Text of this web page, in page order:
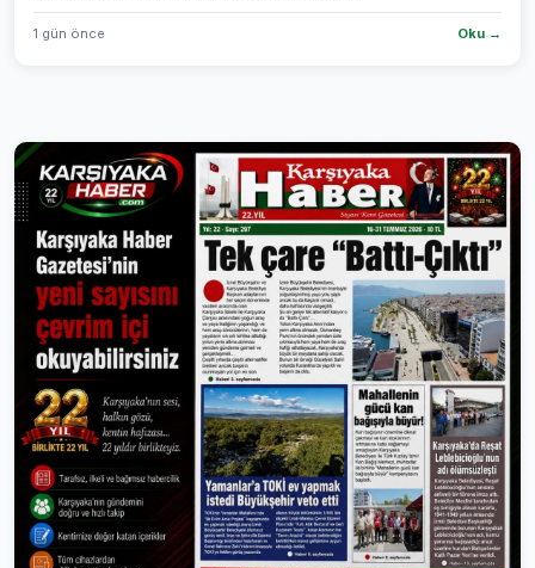
1 gün önce Oku →